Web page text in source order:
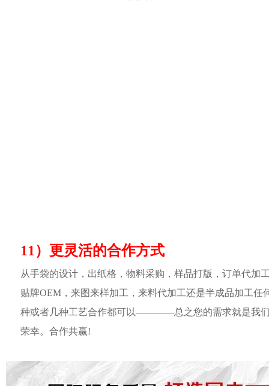
11）更灵活的合作方式
从手袋的设计，出纸格，物料采购，样品打版，订单代加
贴牌OEM，来图来样加工，来料代加工还是半成品加工任
种或者几种工艺合作都可以————总之您的需求就是我
荣幸。合作共赢!